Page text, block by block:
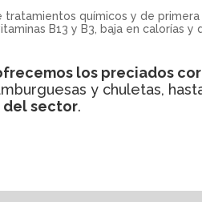
químicos y de
B13 y B3, baja en calorías
los preciados
y chuletas,
del sector.